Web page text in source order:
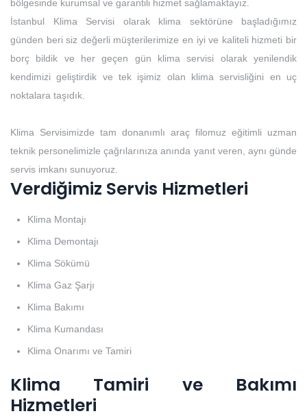
bölgesinde kurumsal ve garantili hizmet sağlamaktayız.
İstanbul Klima Servisi olarak klima sektörüne başladığımız
günden beri siz değerli müşterilerimize en iyi ve kaliteli hizmeti bir
borç bildik ve her geçen gün klima servisi olarak yenilendik
kendimizi geliştirdik ve tek işimiz olan klima servisliğini en uç
noktalara taşıdık.
Klima Servisimizde tam donanımlı araç filomuz eğitimli uzman
teknik personelimizle çağrılarınıza anında yanıt veren, aynı günde
servis imkanı sunuyoruz.
Verdiğimiz Servis Hizmetleri
Klima Montajı
Klima Demontajı
Klima Sökümü
Klima Gaz Şarjı
Klima Bakımı
Klima Kumandası
Klima Onarımı ve Tamiri
Klima Tamiri ve Bakımı
Hizmetleri